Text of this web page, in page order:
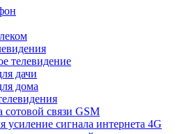
телевидение
дачи
дома
сотовой связи GSM
усиление сигнала интернета 4G